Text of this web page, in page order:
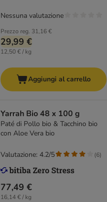
Prezzo reg. 31,16 €
29,99 €
12,50 € / kg
Nessuna valutazione
Aggiungi al carrello
Yarrah Bio 48 x 100 g
Paté di Pollo bio & Tacchino bio
con Aloe Vera bio
77,49 €
16,14 € / kg
Valutazione: 4.2/5 (6)